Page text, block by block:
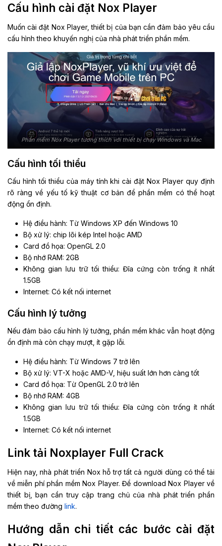
Cấu hình cài đặt Nox Player
Muốn cài đặt Nox Player, thiết bị của bạn cần đảm bảo yêu cầu
cấu hình theo khuyến nghị của nhà phát triển phần mềm.
Phần mềm Nox Player tương thích với thiết bị chạy Windows và Mac
Cấu hình tối thiểu
Cấu hình tối thiểu của máy tính khi cài đặt Nox Player quy định
rõ ràng về yếu tố kỹ thuật cơ bản để phần mềm có thể hoạt
động ổn định.
Hệ điều hành: Từ Windows XP đến Windows 10
Bộ xử lý: chip lõi kép Intel hoặc AMD
Card đồ họa: OpenGL 2.0
Bộ nhớ RAM: 2GB
Không gian lưu trữ tối thiểu: Đĩa cứng còn trống ít nhất
1.5GB
Internet: Có kết nối internet
Cấu hình lý tưởng
Nếu đảm bảo cấu hình lý tưởng, phần mềm khác vẫn hoạt động
ổn định mà còn chạy mượt, ít gặp lỗi.
Hệ điều hành: Từ Windows 7 trở lên
Bộ xử lý: VT-X hoặc AMD-V, hiệu suất lớn hơn càng tốt
Card đồ họa: Từ OpenGL 2.0 trở lên
Bộ nhớ RAM: 4GB
Không gian lưu trữ tối thiểu: Đĩa cứng còn trống ít nhất
1.5GB
Internet: Có kết nối internet
Link tải Noxplayer Full Crack
Hiện nay, nhà phát triển Nox hỗ trợ tất cả người dùng có thể tải
về miễn phí phần mềm Nox Player. Để download Nox Player về
thiết bị, bạn cần truy cập trang chủ của nhà phát triển phần
mềm theo đường link.
Hướng dẫn chi tiết các bước cài đặt